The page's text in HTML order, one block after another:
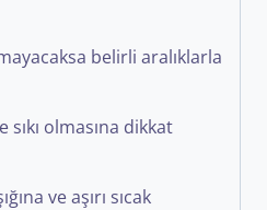
belirli aralıklarla
olmasına dikkat
ve aşırı sıcak